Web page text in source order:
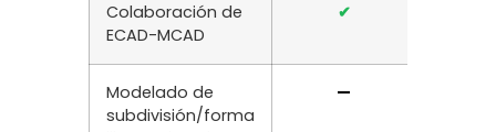
Colaboración de
ECAD-MCAD
✔
Modelado de
subdivisión/forma
—